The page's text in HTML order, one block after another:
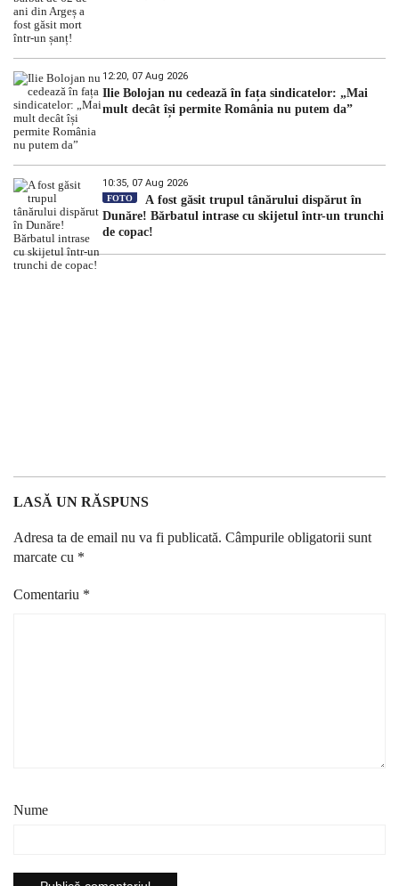
12:20, 07 Aug 2026
Ilie Bolojan nu cedează în fața sindicatelor: „Mai
mult decât își permite România nu putem da”
10:35, 07 Aug 2026
FOTO
A fost găsit trupul tânărului dispărut în
Dunăre! Bărbatul intrase cu skijetul într-un trunchi
de copac!
LASĂ UN RĂSPUNS
Adresa ta de email nu va fi publicată. Câmpurile obligatorii sunt
marcate cu *
Comentariu *
Nume